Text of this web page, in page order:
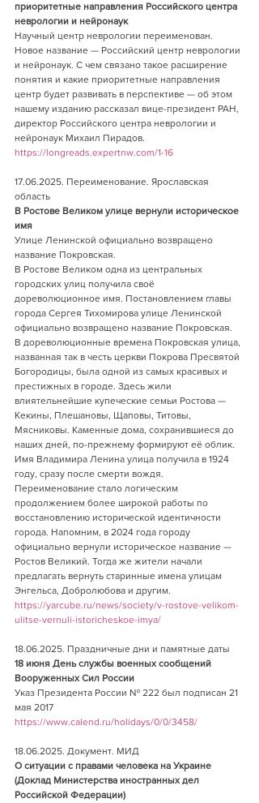
приоритетные направления Российского центра
неврологии и нейронаук
Научный центр неврологии переименован.
Новое название — Российский центр неврологии
и нейронаук. С чем связано такое расширение
понятия и какие приоритетные направления
центр будет развивать в перспективе — об этом
нашему изданию рассказал вице-президент РАН,
директор Российского центра неврологии и
нейронаук Михаил Пирадов.
https://longreads.expertnw.com/1-16
17.06.2025. Переименование. Ярославская
область
В Ростове Великом улице вернули историческое
имя
Улице Ленинской официально возвращено
название Покровская.
В Ростове Великом одна из центральных
городских улиц получила своё
дореволюционное имя. Постановлением главы
города Сергея Тихомирова улице Ленинской
официально возвращено название Покровская.
В дореволюционные времена Покровская улица,
названная так в честь церкви Покрова Пресвятой
Богородицы, была одной из самых красивых и
престижных в городе. Здесь жили
влиятельнейшие купеческие семьи Ростова —
Кекины, Плешановы, Щаповы, Титовы,
Мясниковы. Каменные дома, сохранившиеся до
наших дней, по-прежнему формируют её облик.
Имя Владимира Ленина улица получила в 1924
году, сразу после смерти вождя.
Переименование стало логическим
продолжением более широкой работы по
восстановлению исторической идентичности
города. Напомним, в 2024 года городу
официально вернули историческое название —
Ростов Великий. Тогда же жители начали
предлагать вернуть старинные имена улицам
Энгельса, Добролюбова и другим.
https://yarcube.ru/news/society/v-rostove-velikom-
ulitse-vernuli-istoricheskoe-imya/
18.06.2025. Праздничные дни и памятные даты
18 июня День службы военных сообщений
Вооруженных Сил России
Указ Президента России № 222 был подписан 21
мая 2017
https://www.calend.ru/holidays/0/0/3458/
18.06.2025. Документ. МИД
О ситуации с правами человека на Украине
(Доклад Министерства иностранных дел
Российской Федерации)